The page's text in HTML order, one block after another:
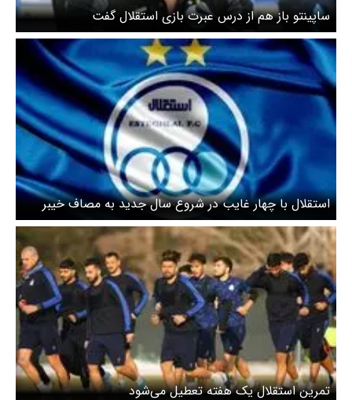
ساپینتو باز هم از درس عبرت بازی استقلال گفت
استقلال با چهار غایب در شروع سال جدید به مصاف خیبر
می‌رود
تمرین استقلال یک هفته تعطیل می‌شود